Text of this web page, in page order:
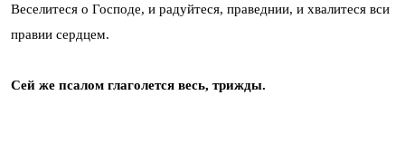
Веселитеся о Господе, и радуйтеся, праведнии, и хвалитеся вси
правии сердцем.
Сей же псалом глаголется весь, трижды.